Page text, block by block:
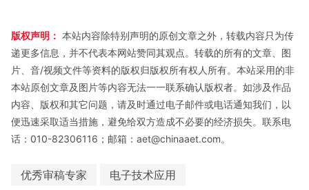
版权声明： 本站内容除特别声明的原创文章之外，转载内容只为传
递更多信息，并不代表本网站赞同其观点。转载的所有的文章、图
片、音/视频文件等资料的版权归版权所有权人所有。本站采用的非
本站原创文章及图片等内容无法一一联系确认版权者。如涉及作品
内容、版权和其它问题，请及时通过电子邮件或电话通知我们，以
便迅速采取适当措施，避免给双方造成不必要的经济损失。联系电
话：010-82306116；邮箱：aet@chinaaet.com。
优秀审稿专家 电子技术应用